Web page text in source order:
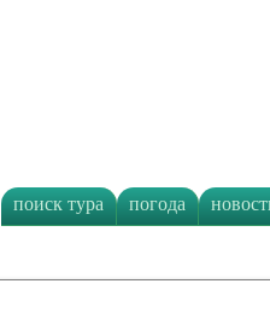
погода
поиск тура